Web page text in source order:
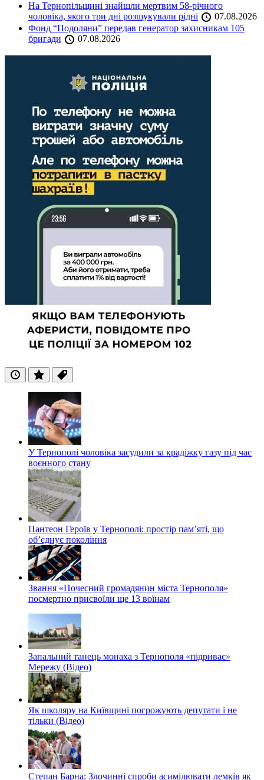
На Тернопільщині знайшли мертвим 58-річного
чоловіка, якого три дні розшукували рідні
07.08.2026
Фонд “Подоляни” передав генератор захисникам 105
бригади
07.08.2026
ОстанніПопулярні
Теги
У Тернополі чоловіка засудили за крадіжку газу під час
воєнного стану
Пантеон Героїв у Тернополі: простір пам’яті, що
об’єднує покоління
Звання «Почесний громадянин міста Тернополя»
посмертно присвоїли ще 13 воїнам
Запальний танець монаха з Тернополя «підриває»
Мережу (Відео)
Як школяру на Київщині погрожують депутати і не
тільки (Відео)
Степан Барна: Злочинні спроби асимілювати лемків як